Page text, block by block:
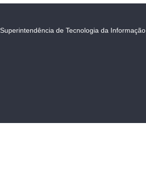
Superintendência de Tecnologia da Informação